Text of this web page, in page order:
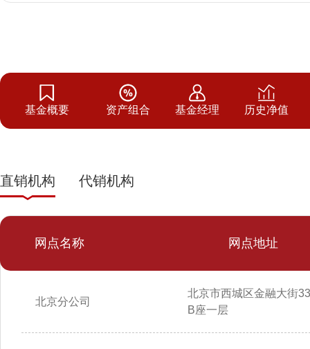
基金概要 资产组合 基金经理 历史净值
直销机构 代销机构
网点名称 网点地址
北京分公司
北京市西城区金融大街
B座一层